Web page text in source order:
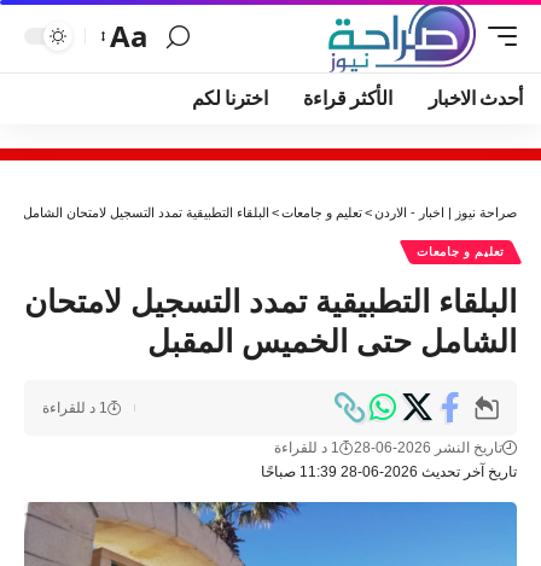
Aa
أحدث الاخبار الأكثر قراءة اخترنا لكم
صراحة نيوز | اخبار - الاردن>تعليم و جامعات> البلقاء التطبيقية تمدد التسجيل لامتحان الشامل
تعليم و جامعات
البلقاء التطبيقية تمدد التسجيل لامتحان
الشامل حتى الخميس المقبل
تاريخ آخر تحديث 2026-06-28 11:39 صباحًا
تاريخ النشر 2026-06-28 1 د للقراءة
1 د للقراءة